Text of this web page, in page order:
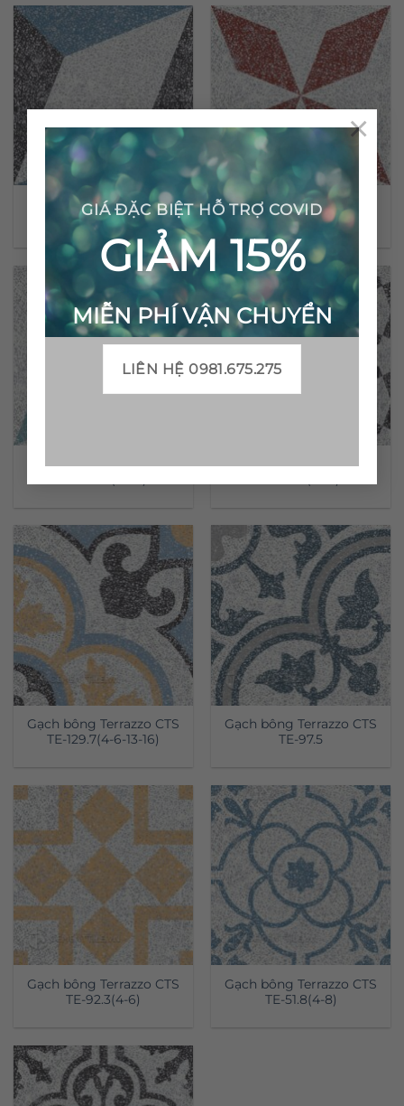
GIÁ ĐẶC BIỆT HỖ TRỢ COVID
GIẢM 15%
MIỄN PHÍ VẬN CHUYỂN
LIÊN HỆ 0981.675.275
×
Gạch bông đá mài CTS
TE-13.5(4-10-13)
Gạch bông Terrazzo CTS
TE-170.2(4-62)
Gạch bông Terrazzo CTS
Gạch bông Terrazzo CTS
Gạch bông Terrazzo CTS
TE-129.7(4-6-13-16)
Gạch bông Terrazzo CTS
TE-97.5
Gạch bông Terrazzo CTS
TE-92.3(4-6)
Gạch bông Terrazzo CTS
TE-51.8(4-8)